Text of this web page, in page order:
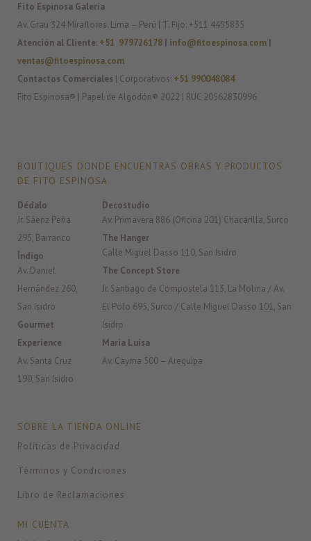
Fito Espinosa Galería
Av. Grau 324 Miraflores. Lima – Perú | T. Fijo: +511 4455835
Atención al Cliente: +51 979726178 info@fitoespinosa.com
ventas@fitoespinosa.com
Contactos Comerciales
| Corporativos: +51 990048084
Fito Espinosa® | Papel de Algodón® 2022 | RUC 20562830996
BOUTIQUES DONDE ENCUENTRAS OBRAS Y PRODUCTOS
DE FITO ESPINOSA
Dédalo
Jr. Sáenz Peña
295, Barranco
Índigo
Av. Daniel
Hernández 260,
San Isidro
Gourmet
Experience
Av. Santa Cruz
190, San Isidro
Decostudio
Av. Primavera 886 (Oficina 201) Chacarilla, Surco
The Hanger
Calle Miguel Dasso 110, San Isidro
The Concept Store
Jr. Santiago de Compostela 113, La Molina / Av.
El Polo 695, Surco / Calle Miguel Dasso 101, San
Isidro
Maria Luisa
Av. Cayma 500 – Arequipa
SOBRE LA TIENDA ONLINE
Políticas de Privacidad
Términos y Condiciones
Libro de Reclamaciones
MI CUENTA